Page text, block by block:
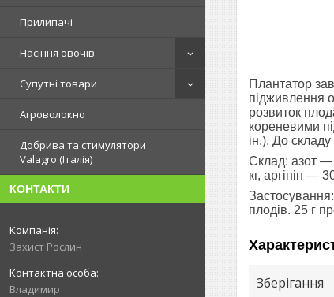
Прилипачі
Насіння овочів
Супутні товари
Агроволокно
Добрива та стимулятори
Valagro (Італія)
КОНТАКТИ
Захист Рослин
Владимир
Плантатор
підживлення
розвиток
кореневими
ін.). До
Склад: азот —
кг, аргінін —
Застосування:
плодів. 25 г
Зберігання